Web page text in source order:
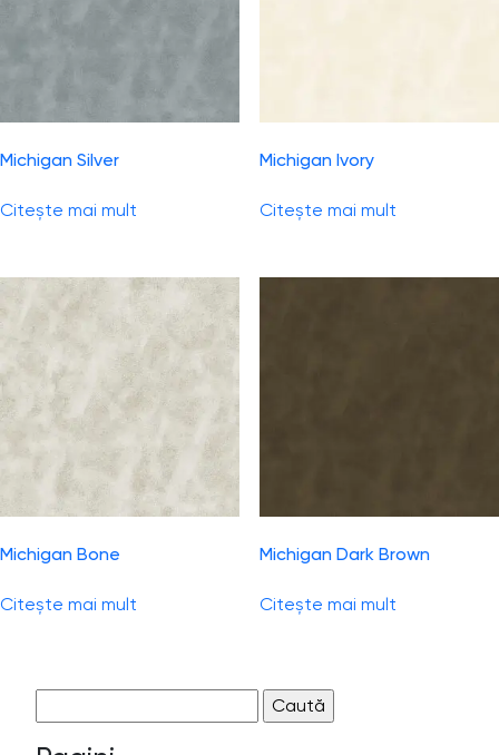
Michigan Silver
Citește mai mult
Michigan Ivory
Citește mai mult
Michigan Bone
Citește mai mult
Michigan Dark Brown
Citește mai mult
după: